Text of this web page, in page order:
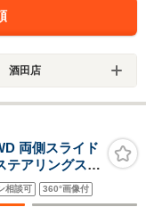
酒田店
両側スライド
テアリングスイ
ミラー LEDヘ
ンサー
相談可 360°画像付